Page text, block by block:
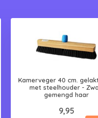
Kamerveger 40 cm.
met steelhouder -
gemengd haar
9,95